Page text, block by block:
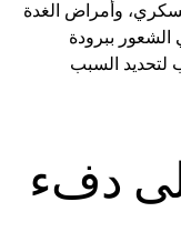
وأمراض الغدة
الشعور ببرودة
لتحديد السبب
دفء